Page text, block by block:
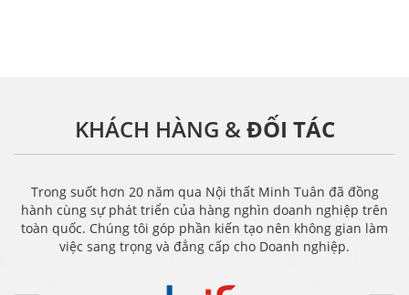
KHÁCH HÀNG & ĐỐI TÁC
Trong suốt hơn 20 năm qua Nội thất Minh Tuân đã đồng
hành cùng sự phát triển của hàng nghìn doanh nghiệp trên
toàn quốc. Chúng tôi góp phần kiến tạo nên không gian làm
việc sang trọng và đẳng cấp cho Doanh nghiệp.